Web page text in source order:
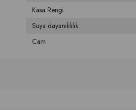
Kasa Rengi
Suya dayanıklılık
Cam